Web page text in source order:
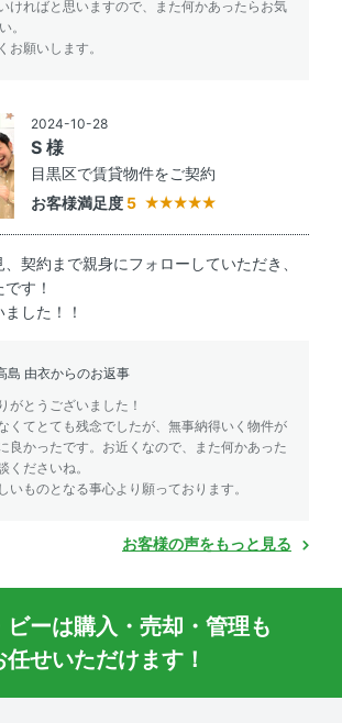
ければと思いますので、また何かあったらお気
。
お願いします。
2024-10-28
S 様
目黒区で賃貸物件をご契約
お客様満足度 5
契約まで親身にフォローしていただき、
す！
した！！
島 由衣からのお返事
がとうございました！
くてとても残念でしたが、無事納得いく物件が
良かったです。お近くなので、また何かあった
くださいね。
いものとなる事心より願っております。
お客様の声をもっと見る
ビーは購入・売却・管理も
任せいただけます！